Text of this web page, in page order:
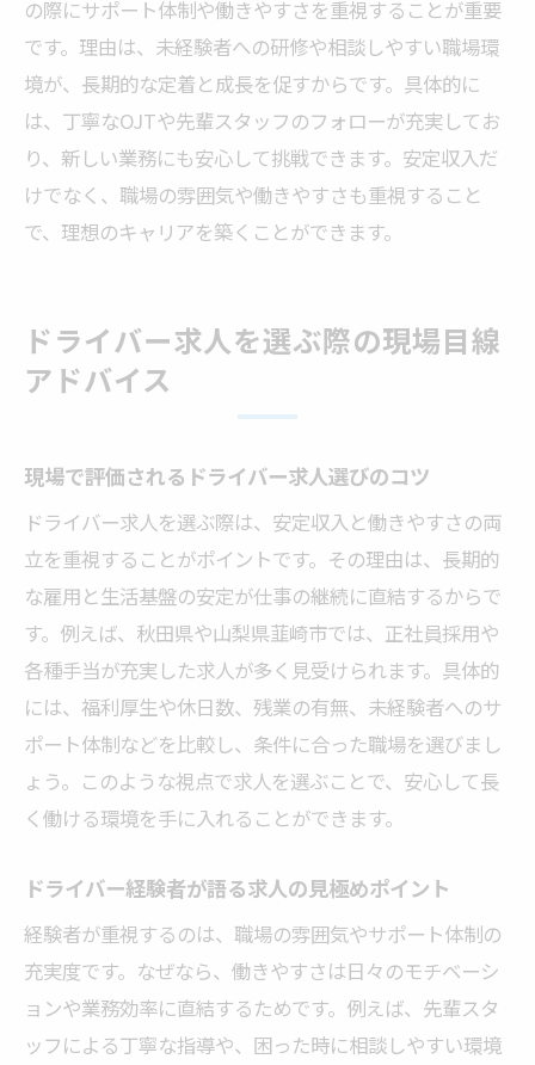
家族との時間も大切にできる働き方の工夫
ドライバー求人で家族との時間を守る方法
家庭と両立できるドライバー職の選び方
家族思いのドライバー求人の特徴とは
子育て世代に優しいドライバー求人の探し
方
事例
家族の理解を得やすいドライバー求人の魅
長く働けるドライバー求人に必要な条件を
解説
ドライバー職で安定して続けられる職場の
選び方
体力面や健康に配慮したドライバー求人の
特徴
スキルアップが望めるドライバー求人の選
択基準
定年後も活躍できるドライバー職求人の魅
長期的なキャリア形成が可能なドライバー
求人
秋田県・韮崎市で理想の職場と出会う方法
ドライバー求人で理想の職場に出会う準備
とは
の際にサポート体制や働きやすさを重視することが重要
です。理由は、未経験者への研修や相談しやすい職場環
境が、長期的な定着と成長を促すからです。具体的に
は、丁寧なOJTや先輩スタッフのフォローが充実してお
り、新しい業務にも安心して挑戦できます。安定収入だ
けでなく、職場の雰囲気や働きやすさも重視すること
で、理想のキャリアを築くことができます。
ドライバー求人を選ぶ際の現場目線
アドバイス
現場で評価されるドライバー求人選びのコツ
ドライバー求人を選ぶ際は、安定収入と働きやすさの両
立を重視することがポイントです。その理由は、長期的
な雇用と生活基盤の安定が仕事の継続に直結するからで
す。例えば、秋田県や山梨県韮崎市では、正社員採用や
各種手当が充実した求人が多く見受けられます。具体的
には、福利厚生や休日数、残業の有無、未経験者へのサ
ポート体制などを比較し、条件に合った職場を選びまし
ょう。このような視点で求人を選ぶことで、安心して長
く働ける環境を手に入れることができます。
ドライバー経験者が語る求人の見極めポイント
経験者が重視するのは、職場の雰囲気やサポート体制の
充実度です。なぜなら、働きやすさは日々のモチベーシ
ョンや業務効率に直結するためです。例えば、先輩スタ
ッフによる丁寧な指導や、困った時に相談しやすい環境